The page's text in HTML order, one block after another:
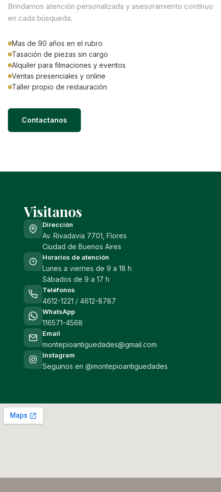
Brindamos atención personalizada y asesoramiento contínuo
en cada búsqueda.
Mas de 90 años en el rubro
Tasación de piezas sin cargo
Alquiler para filmaciones y eventos
Ventas presenciales y online
Taller propio de restauración
Contactanos
Visitanos
Dirección
Av. Rivadavia 7701, Flores
Ciudad de Buenos Aires
Horarios de atención
Lunes a viernes de 9 a 18 h
Sábados de 9 a 17 h
Teléfonos
4612-1221 / 4612-8787
WhatsApp
116571-4568
Email
montepioantiguedades@gmail.com
Instagram
Seguinos en @montepioantiguedades